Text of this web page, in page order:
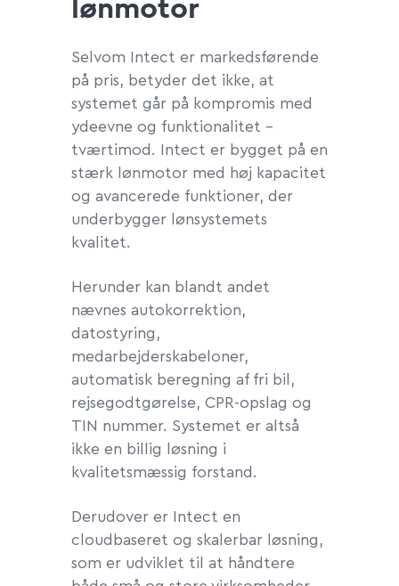
Selvom Intect er markedsførende
på pris, betyder det ikke, at
systemet går på kompromis med
ydeevne og funktionalitet –
tværtimod. Intect er bygget på en
stærk lønmotor med høj kapacitet
og avancerede funktioner, der
underbygger lønsystemets
kvalitet.
Herunder kan blandt andet
nævnes autokorrektion,
datostyring,
medarbejderskabeloner,
automatisk beregning af fri bil,
rejsegodtgørelse, CPR-opslag og
TIN nummer. Systemet er altså
ikke en billig løsning i
kvalitetsmæssig forstand.
Derudover er Intect en
cloudbaseret og skalerbar løsning,
som er udviklet til at håndtere